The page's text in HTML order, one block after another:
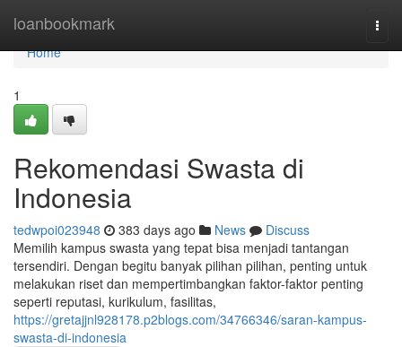
loanbookmark
Home
Home
1
Rekomendasi Swasta di
Indonesia
tedwpoi023948 383 days ago News
Discuss
Memilih kampus swasta yang tepat bisa menjadi tantangan
tersendiri. Dengan begitu banyak pilihan pilihan, penting untuk
melakukan riset dan mempertimbangkan faktor-faktor penting
seperti reputasi, kurikulum, fasilitas,
https://gretajjnl928178.p2blogs.com/34766346/saran-kampus-
swasta-di-indonesia